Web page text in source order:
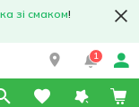
зі смаком!
1